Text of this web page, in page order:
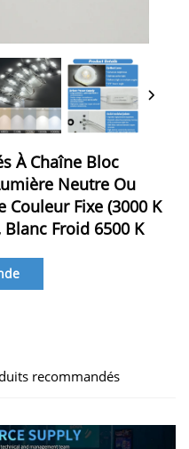
À Chaîne Bloc
Neutre Ou
Couleur Fixe (3000 K
Blanc Froid 6500 K
recommandés